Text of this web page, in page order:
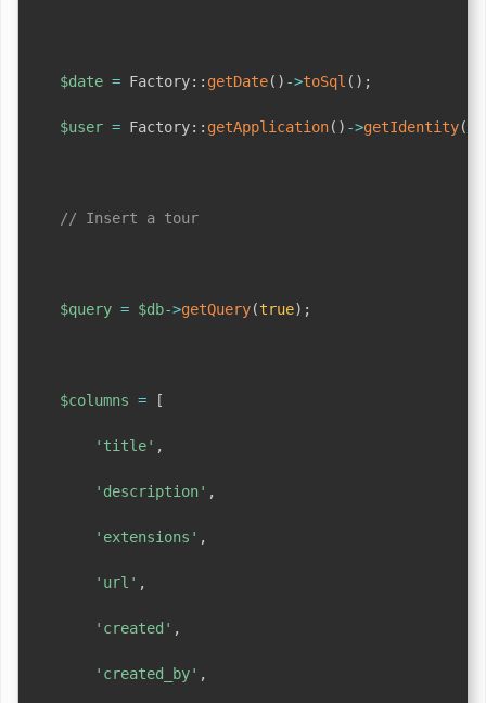
$date = Factory:: getDate( ) ->toSql ( ) ;
$user = Factory:: getApplication( ) ->getIdentity(
// Insert a tour
$query = $db->getQuery(true) ;
$columns = [
'title' ,
'description' ,
'extensions' ,
'url' ,
'created' ,
'created_by' ,